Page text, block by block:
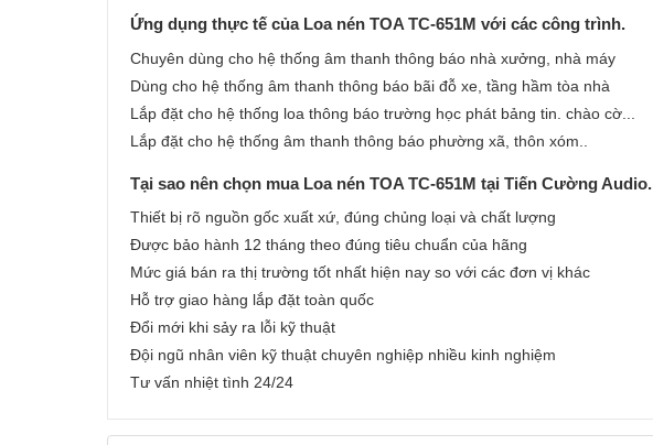
Ứng dụng thực tế của Loa nén TOA TC-651M với các công trình.
Chuyên dùng cho hệ thống âm thanh thông báo nhà xưởng, nhà máy
Dùng cho hệ thống âm thanh thông báo bãi đỗ xe, tầng hầm tòa nhà
Lắp đặt cho hệ thống loa thông báo trường học phát bảng tin. chào cờ...
Lắp đặt cho hệ thống âm thanh thông báo phường xã, thôn xóm..
Tại sao nên chọn mua Loa nén TOA TC-651M tại Tiến Cường Audio.
Thiết bị rõ nguồn gốc xuất xứ, đúng chủng loại và chất lượng
Được bảo hành 12 tháng theo đúng tiêu chuẩn của hãng
Mức giá bán ra thị trường tốt nhất hiện nay so với các đơn vị khác
Hỗ trợ giao hàng lắp đặt toàn quốc
Đổi mới khi sảy ra lỗi kỹ thuật
Đội ngũ nhân viên kỹ thuật chuyên nghiệp nhiều kinh nghiệm
Tư vấn nhiệt tình 24/24